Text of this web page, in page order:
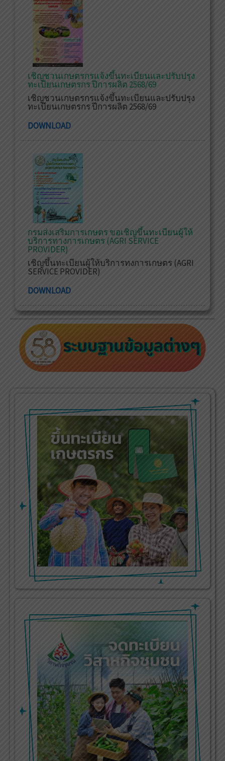
เชิญชวนเกษตรกรแจ้งขึ้นทะเบียนและปรับปรุง
ทะเบียนเกษตรกร ปีการผลิต 2568/69
เชิญชวนเกษตรกรแจ้งขึ้นทะเบียนและปรับปรุง
ทะเบียนเกษตรกร ปีการผลิต 2568/69
DOWNLOAD
กรมส่งเสริมการเกษตร ขอเชิญขึ้นทะเบียนผู้ให้
บริการทางการเกษตร (AGRI SERVICE
PROVIDER)
เชิญขึ้นทะเบียนผู้ให้บริการทงการเกษตร (AGRI
SERVICE PROVIDER)
DOWNLOAD